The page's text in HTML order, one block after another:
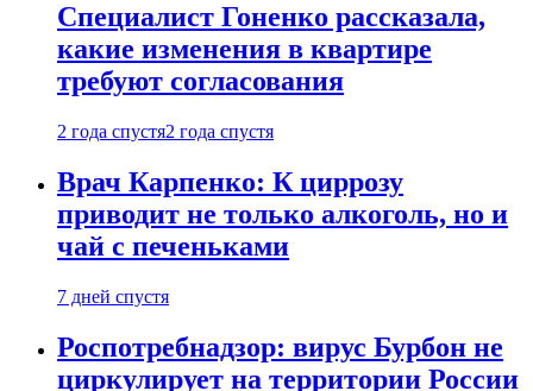
Специалист Гоненко рассказала,
какие изменения в квартире
требуют согласования
2 года спустя2 года спустя
Врач Карпенко: К циррозу
приводит не только алкоголь, но и
чай с печеньками
7 дней спустя
Роспотребнадзор: вирус Бурбон не
циркулирует на территории России